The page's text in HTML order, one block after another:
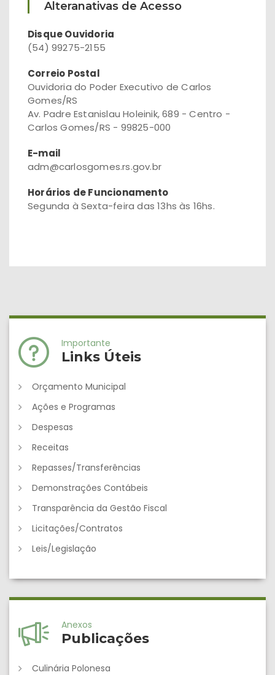
Alteranativas de Acesso
Disque Ouvidoria
(54) 99275-2155
Correio Postal
Ouvidoria do Poder Executivo de Carlos
Gomes/RS
Av. Padre Estanislau Holeinik, 689 - Centro -
Carlos Gomes/RS - 99825-000
E-mail
adm@carlosgomes.rs.gov.br
Horários de Funcionamento
Segunda à Sexta-feira das 13hs às 16hs.
Importante
Links Úteis
Orçamento Municipal
Ações e Programas
Despesas
Receitas
Repasses/Transferências
Demonstrações Contábeis
Transparência da Gestão Fiscal
Licitações/Contratos
Leis/Legislação
Anexos
Publicações
Culinária Polonesa